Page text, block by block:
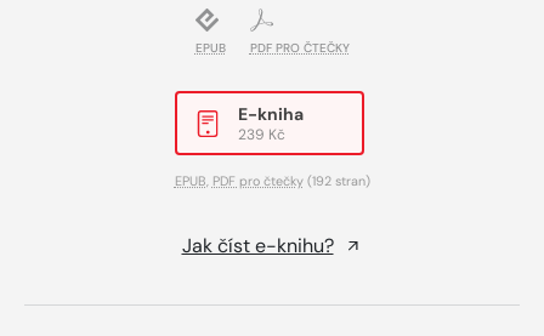
EPUB PDF PRO ČTEČKY
E-kniha
239 Kč
EPUB, PDF pro čtečky(192 stran)
Jak číst e-knihu?